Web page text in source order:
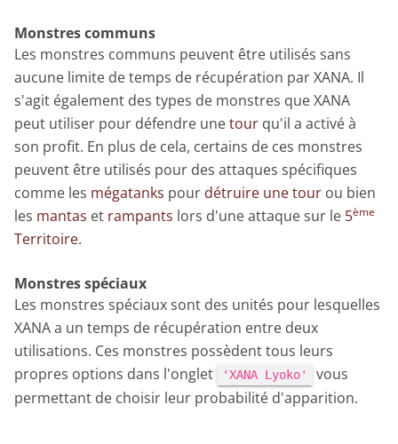
Monstres communs
Les monstres communs peuvent être utilisés sans
aucune limite de temps de récupération par XANA. Il
s'agit également des types de monstres que XANA
peut utiliser pour défendre unetour qu'il a activé à
son profit. En plus de cela, certains de ces monstres
peuvent être utilisés pour des attaques spécifiques
comme les mégatanks pour détruire une tour ou bien
les mantas et rampants lors d'une attaque sur le 5ème
Territoire.
Monstres spéciaux
Les monstres spéciaux sont des unités pour lesquelles
XANA a un temps de récupération entre deux
utilisations. Ces monstres possèdent tous leurs
propres options dans l'onglet
'XANA Lyoko'
vous
permettant de choisir leur probabilité d'apparition.